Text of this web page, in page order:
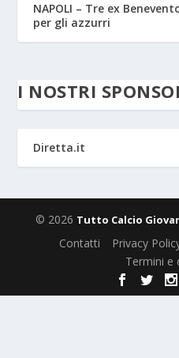
NAPOLI – Tre ex
per gli azzurri
I NOSTRI
Diretta.it
© 2026 Tutto Calcio
Contatti Privacy
Termini e